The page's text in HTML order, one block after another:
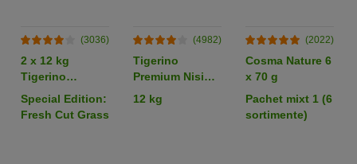
(3036)
2 x 12 kg
Tigerino
Premium Nisip
pentru pisici
Special Edition:
Fresh Cut Grass
(4982)
Tigerino
Premium Nisip
pisici - Parfum
de pudră de
12 kg
(2022)
Cosma Nature 6
x 70 g
Pachet mixt 1 (6
sortimente)